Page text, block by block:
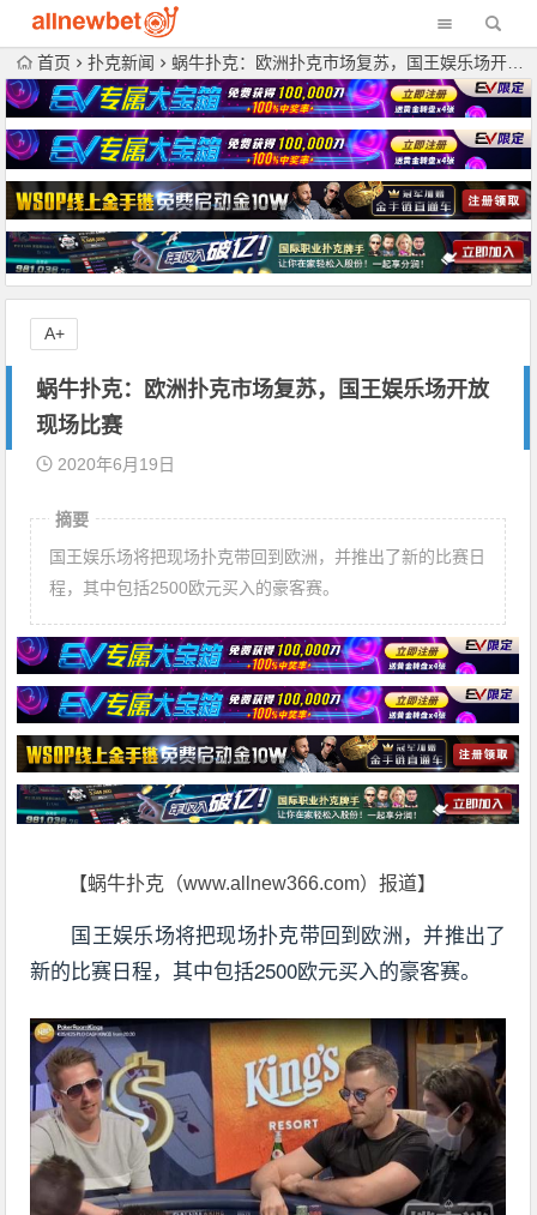
首页 扑克新闻 蜗牛扑克：欧洲扑克市场复苏，国王娱乐场开放现场比赛
蜗牛扑克：欧洲扑克市场复苏，国王娱乐场开放
现场比赛
2020年6月19日
摘要
国王娱乐场将把现场扑克带回到欧洲，并推出了新的比赛日
程，其中包括2500欧元买入的豪客赛。
【蜗牛扑克（www.allnew366.com）报道】
国王娱乐场将把现场扑克带回到欧洲，并推出了
新的比赛日程，其中包括2500欧元买入的豪客赛。
A+